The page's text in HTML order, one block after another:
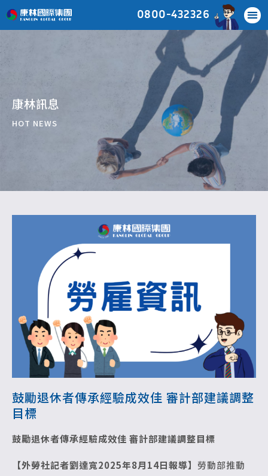
0800-432326
康林訊息
HOT NEWS
鼓勵退休者傳承經驗成效佳 審計部建議調整
目標
鼓勵退休者傳承經驗成效佳 審計部建議調整目標
【外勞社記者劉達寬2025年8月14日報導】 勞動部推動